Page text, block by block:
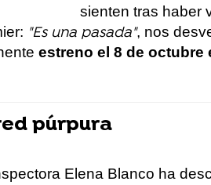
sienten tras haber
"Es una pasada", nos
estreno el 8 de octubre
púrpura
Elena Blanco ha